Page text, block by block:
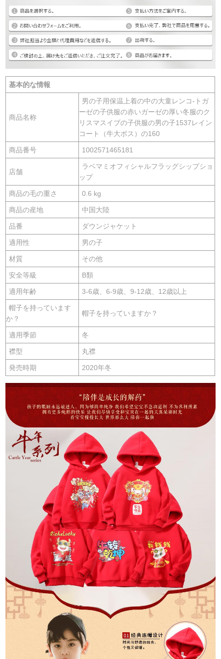
基本的な情報
商品名称
男の子用保温上着の中の大童レンコ-トガ
ーゼの子供服の赤いガーゼの厚い冬服のク
リスマスイブの子供服の男の子1537レイン
コート（牛大ボス）の160
商品番号 1002571465181
店舗
ラベマミオフィシャルフラッグシップショ
ップ
商品の毛の重さ 0.6 kg
商品の産地 中国大陸
品番 ダウンジャケット
適用性 男の子
材質 その他
安全等級 B類
適用年齢 3-6歳、6-9歳、9-12歳、12歳以上
帽子を持っています
か？
帽子を持っていますか？
適用季節 冬
襟型 丸襟
発売時期 2020年冬